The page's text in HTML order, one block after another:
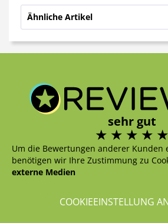
Ähnliche Artikel
sehr gut
Um die Bewertungen anderer Kunden
benötigen wir Ihre Zustimmung zu
externe Medien
COOKIEEINSTELLUNG